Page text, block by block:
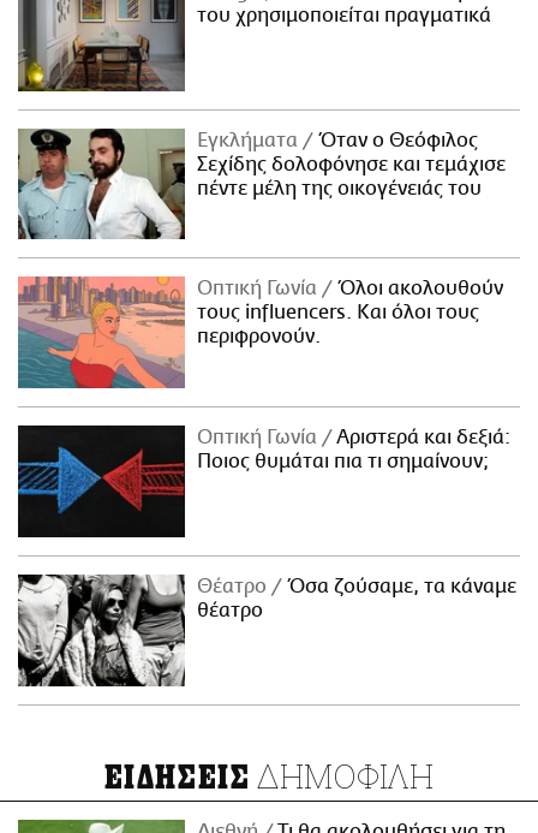
του χρησιμοποιείται πραγματικά
Εγκλήματα
Όταν ο Θεόφιλος
Σεχίδης δολοφόνησε και τεμάχισε
πέντε μέλη της οικογένειάς του
Οπτική Γωνία
Όλοι ακολουθούν
τους influencers. Και όλοι τους
περιφρονούν.
Οπτική Γωνία
Αριστερά και δεξιά:
Ποιος θυμάται πια τι σημαίνουν;
Θέατρο
Όσα ζούσαμε, τα κάναμε
θέατρο
ΕΙΔΗΣΕΙΣ ΔΗΜΟΦΙΛΗ